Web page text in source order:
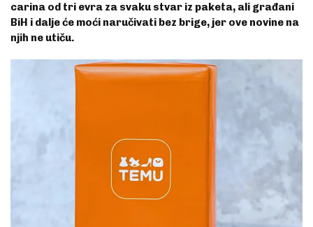
carina od tri evra za svaku stvar iz paketa, ali građani
BiH i dalje će moći naručivati bez brige, jer ove novine na
njih ne utiču.